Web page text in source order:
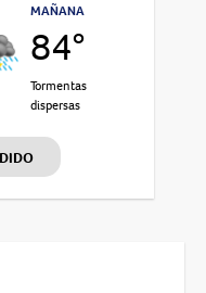
MAÑANA
84°
Tormentas
dispersas